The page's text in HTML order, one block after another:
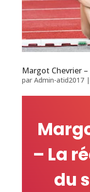
Margot Chevrier
par Admin-atid2017|
– La
du